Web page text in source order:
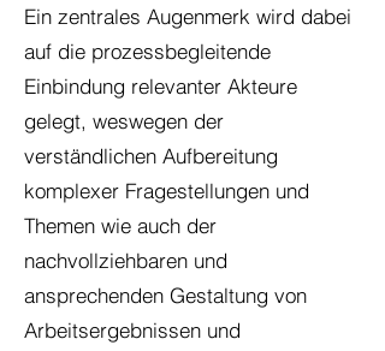
Ein zentrales Augenmerk wird dabei
auf die prozessbegleitende
Einbindung relevanter Akteure
gelegt, weswegen der
verständlichen Aufbereitung
komplexer Fragestellungen und
Themen wie auch der
nachvollziehbaren und
ansprechenden Gestaltung von
Arbeitsergebnissen und